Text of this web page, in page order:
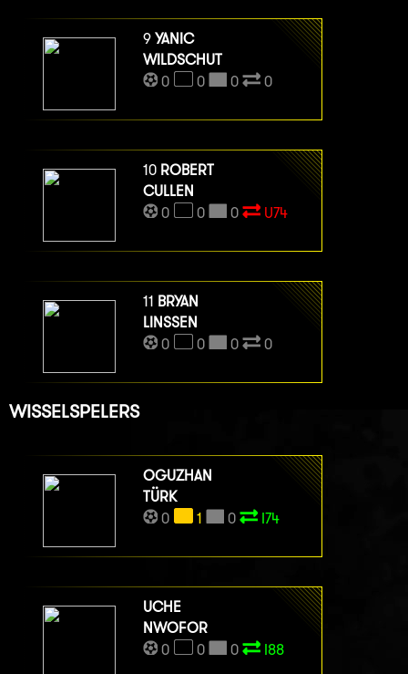
9 YANIC
WILDSCHUT
0
0 0 0
10 ROBERT
CULLEN
0
0 0 U74
11 BRYAN
LINSSEN
0
0 0 0
WISSELSPELERS
OGUZHAN
TÜRK
0
1 0 I74
UCHE
NWOFOR
0
0 0 I88